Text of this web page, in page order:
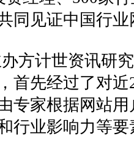
同见证中国行
方计世资讯研
首先经过了对
专家根据网站
行业影响力等